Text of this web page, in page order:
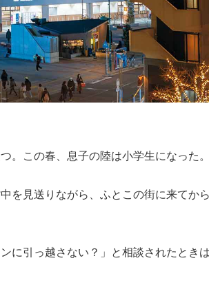
。この春、息子の陸は小学生になった。
を見送りながら、ふとこの街に来てか
に引っ越さない？」と相談されたとき